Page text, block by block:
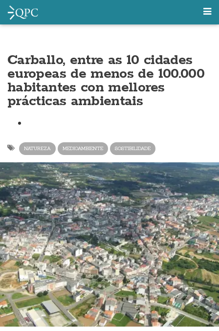
Carballo, entre as 10 cidades
europeas de menos de 100.000
habitantes con mellores
prácticas ambientais
NATUREZA MEDIOAMBIENTE SOSTIBILIDADE